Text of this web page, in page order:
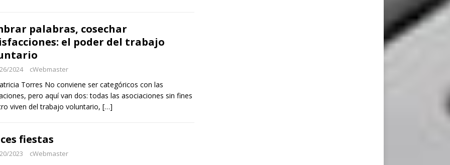
palabras, cosechar
el poder del trabajo
2024 cWebmaster
Torres No conviene ser categóricos con las
pero aquí van dos: todas las asociaciones sin fines
viven del trabajo voluntario, […]
fiestas
2023 cWebmaster